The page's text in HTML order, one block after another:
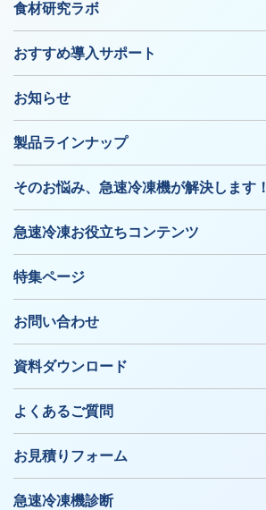
食材研究ラボ
おすすめ導入サポート
お知らせ
製品ラインナップ
そのお悩み、急速冷凍機が解決します！
急速冷凍お役立ちコンテンツ
特集ページ
お問い合わせ
資料ダウンロード
よくあるご質問
お見積りフォーム
急速冷凍機診断